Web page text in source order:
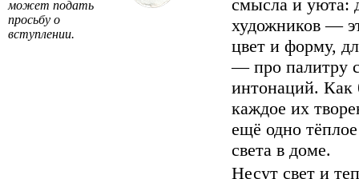
может подать
просьбу о
вступлении.
смысла и уюта:
художников —
цвет и форму,
— про палитру
интонаций. Как
каждое их
ещё одно
света в доме.
Несут свет и